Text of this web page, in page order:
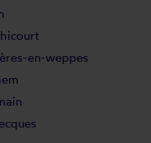
en-weppes